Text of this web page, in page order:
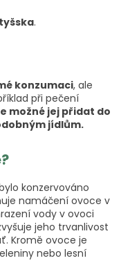
.
konzumaci, ale
při pečení
možné jej přidat do
jídlům.
konzervováno
namáčení ovoce v
vody v ovoci
jeho trvanlivost
Kromě ovoce je
nebo lesní